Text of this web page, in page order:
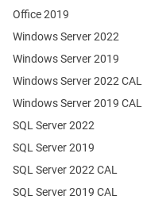
Office 2019
Windows Server 2022
Windows Server 2019
SQL Server 2022
SQL Server 2019
Windows Server 2022 CAL
Windows Server 2019 CAL
SQL Server 2022 CAL
SQL Server 2019 CAL